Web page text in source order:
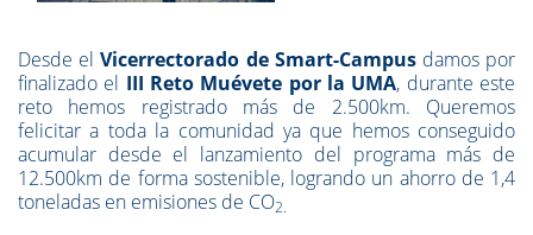
Desde elVicerrectorado de Smart-Campusdamos por
finalizado el III Reto Muévete por la UMA, durante este
reto hemos registrado más de 2.500km. Queremos
felicitar a toda la comunidad ya que hemos conseguido
acumular desde el lanzamiento del programa más de
12.500km de forma sostenible, logrando un ahorro de 1,4
toneladas en emisiones de CO2.